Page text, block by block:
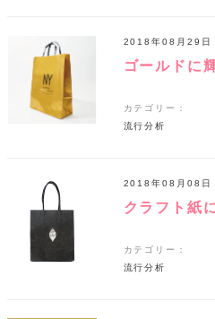
ゴールドに
2018年08月29日
カテゴリー：
流行分析
クラフト紙
2018年08月08日
カテゴリー：
流行分析